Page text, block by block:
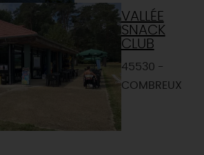
VALLÉE
SNACK
CLUB
45530 -
COMBREUX